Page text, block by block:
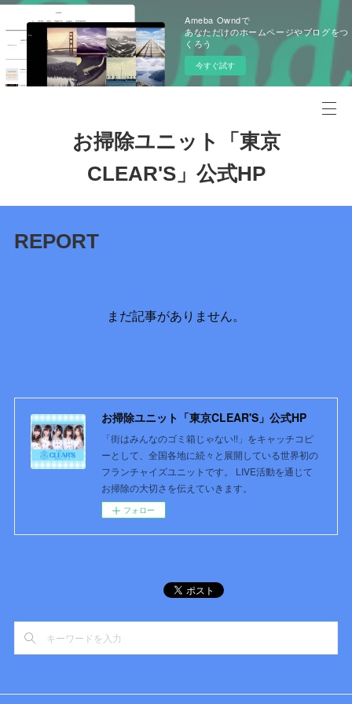
Ameba Owndで
あなただけのホームページやブログをつ
くろう
今すぐ試す
お掃除ユニット「東京
CLEAR'S」公式HP
REPORT
まだ記事がありません。
お掃除ユニット「東京CLEAR'S」公式HP
「街はみんなのゴミ箱じゃない!!」をキャッチコピ
ーとして、全国各地に続々と展開している世界初の
フランチャイズユニットです。 LIVE活動を通じて
お掃除の大切さを伝えていきます。
フォロー